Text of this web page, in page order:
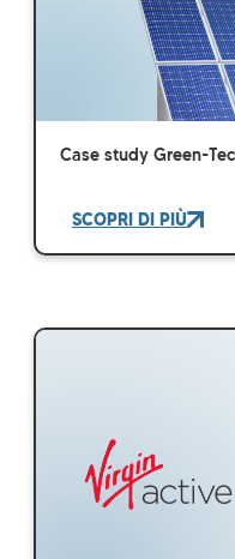
Case study Green-
SCOPRI DI PIÙ